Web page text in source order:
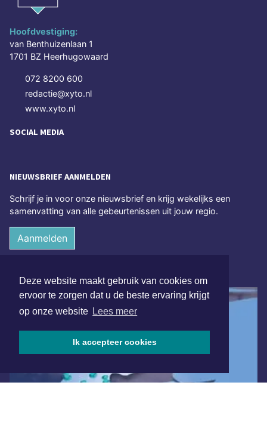
Deze website maakt gebruik van cookies om
ervoor te zorgen dat u de beste ervaring krijgt
op onze website Lees meer
Ik accepteer cookies
Hoofdvestiging:
van Benthuizenlaan 1
1701 BZ Heerhugowaard
072 8200 600
redactie@xyto.nl
www.xyto.nl
SOCIAL MEDIA
NIEUWSBRIEF AANMELDEN
Schrijf je in voor onze nieuwsbrief en krijg wekelijks een
samenvatting van alle gebeurtenissen uit jouw regio.
Aanmelden